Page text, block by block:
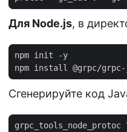
Для Node.js, в
Сгенерируйте код
grpc_tools_node_protoc